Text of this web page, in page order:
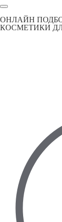
ОНЛАЙН
КОСМЕТИКИ